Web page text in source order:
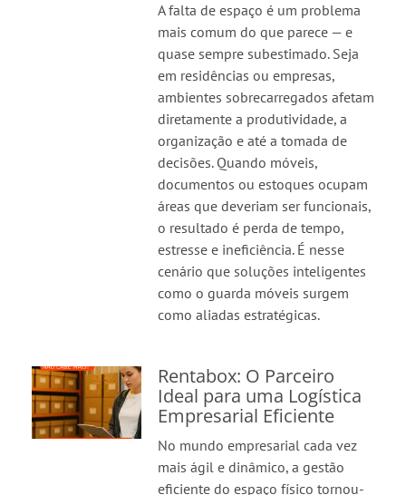
A falta de espaço é um problema
mais comum do que parece — e
quase sempre subestimado. Seja
em residências ou empresas,
ambientes sobrecarregados afetam
diretamente a produtividade, a
organização e até a tomada de
decisões. Quando móveis,
documentos ou estoques ocupam
áreas que deveriam ser funcionais,
o resultado é perda de tempo,
estresse e ineficiência. É nesse
cenário que soluções inteligentes
como o guarda móveis surgem
como aliadas estratégicas.
Rentabox: O Parceiro
Ideal para uma Logística
Empresarial Eficiente
No mundo empresarial cada vez
mais ágil e dinâmico, a gestão
eficiente do espaço físico tornou-